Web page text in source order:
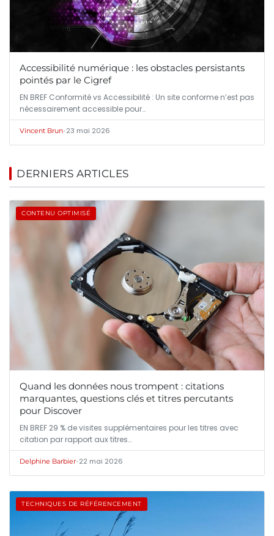
Accessibilité numérique : les obstacles persistants
pointés par le Cigref
EN BREF Conformité vs Accessibilité : Un site conforme n’est pas
nécessairement accessible pour…
Vincent Brun•23 mai 2026
DERNIERS ARTICLES
CONTENU OPTIMISÉ
Quand les données nous trompent : citations
marquantes, questions clés et titres percutants
pour Discover
EN BREF 29 % de visites supplémentaires pour les titres avec
citation par rapport aux titres…
Delphine Barbier•22 mai 2026
TECHNIQUES DE RÉFÉRENCEMENT